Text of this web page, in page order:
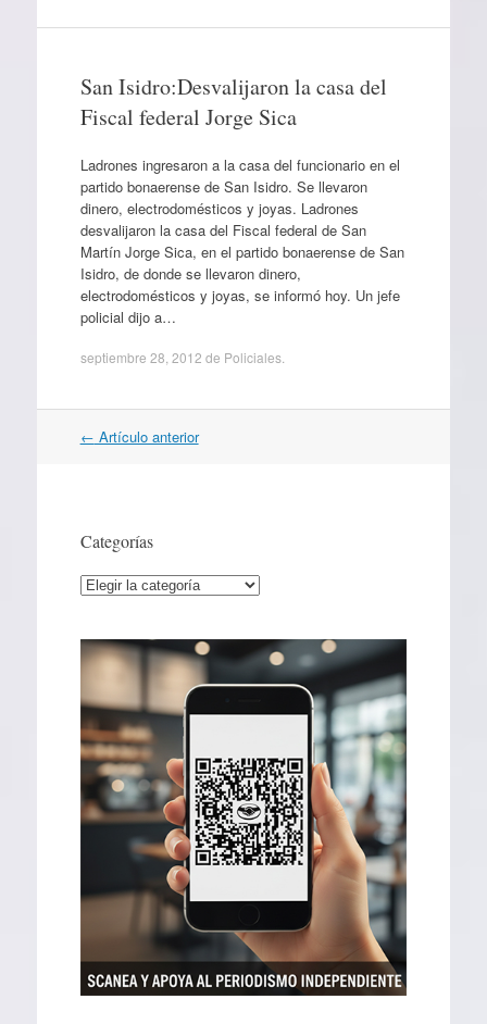
San Isidro:Desvalijaron la casa del
Fiscal federal Jorge Sica
Ladrones ingresaron a la casa del funcionario en el
partido bonaerense de San Isidro. Se llevaron
dinero, electrodomésticos y joyas. Ladrones
desvalijaron la casa del Fiscal federal de San
Martín Jorge Sica, en el partido bonaerense de San
Isidro, de donde se llevaron dinero,
electrodomésticos y joyas, se informó hoy. Un jefe
policial dijo a…
septiembre 28, 2012 de Policiales.
Navegación
← Artículo anterior
Categorías
Categorías